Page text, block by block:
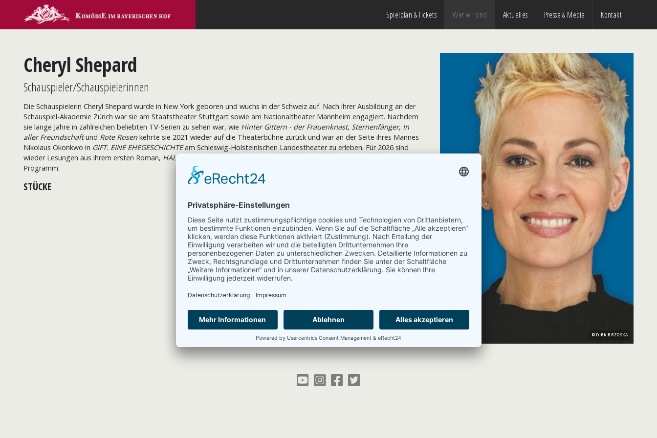
Spielplan & Tickets Wer wir sind Aktuelles Presse & Media Kontakt
Cheryl Shepard
Schauspieler/Schauspielerinnen
Die Schauspielerin Cheryl Shepard wurde in New York geboren und wuchs in der Schweiz auf. Nach ihrer Ausbildung an der
Schauspiel-Akademie Zürich war sie am Staatstheater Stuttgart sowie am Nationaltheater Mannheim engagiert. Nachdem
sie lange Jahre in zahlreichen beliebten TV-Serien zu sehen war, wie Hinter Gittern - der Frauenknast, Sternenfänger, In
aller Freundschaftund Rote Rosen kehrte sie 2021 wieder auf die Theaterbühne zurück und war an der Seite ihres Mannes
Nikolaus Okonkwo in GIFT. EINE EHEGESCHICHTEam Schleswig-Holsteinischen Landestheater zu erleben. Für 2026 sind
wieder Lesungen aus ihrem ersten Roman, HALBZEIT- Eine nicht ganz anständige Geschichte,
Programm.
STÜCKE
DIRK BRZOSKA